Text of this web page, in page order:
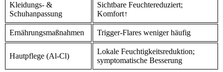
Kleidungs- &
Schuhanpassung
Sichtbare⁢ Feuchtereduziert;
Komfort↑
Ernährungsmaßnahmen Trigger‑Flares weniger häufig
Hautpflege (Al‑Cl)
Lokale Feuchtigkeitsreduktion;
⁣symptomatische Besserung